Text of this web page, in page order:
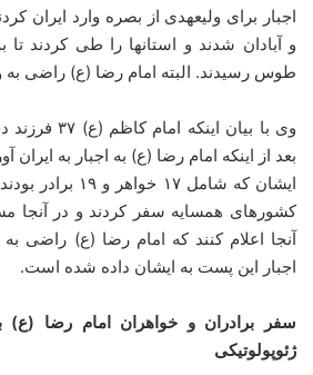
اجبار برای ولیعهدی از بصره وارد ایران
و آبادان شدند و استانها را طی کردند
طوس رسیدند. البته امام رضا (ع) راضی به
وی با بیان
ایشان که شامل ۱۷
کشورهای همسایه سفر کردند و در آنجا
آنجا اعلام کنند که امام رضا (ع) راضی
اجبار این پست به ایشان داده شده است.
سفر برادران و خواهران امام رضا (ع)
ژئوپولوتیکی